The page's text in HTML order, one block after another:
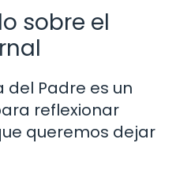
sobre el
del Padre es un
reflexionar
queremos dejar